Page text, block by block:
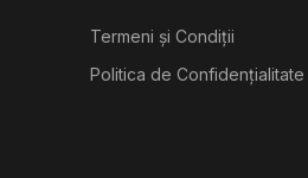
Termeni și Condiții
Politica de Confidențialitate